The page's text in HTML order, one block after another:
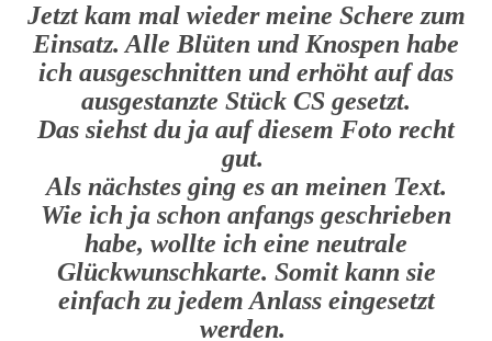
Jetzt kam mal wieder meine Schere zum
Einsatz. Alle Blüten und Knospen habe
ich ausgeschnitten und erhöht auf das
ausgestanzte Stück CS gesetzt.
Das siehst du ja auf diesem Foto recht
gut.
Als nächstes ging es an meinen Text.
Wie ich ja schon anfangs geschrieben
habe, wollte ich eine neutrale
Glückwunschkarte. Somit kann sie
einfach zu jedem Anlass eingesetzt
werden.